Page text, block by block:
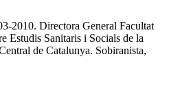
2010. Directora General Facultat
Estudis Sanitaris i Socials de la
de Catalunya. Sobiranista,